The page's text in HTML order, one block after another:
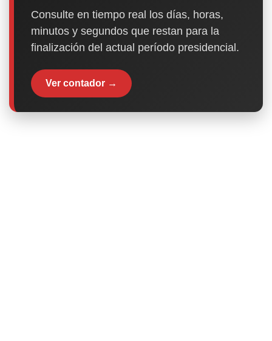
Consulte en tiempo real los días, horas,
minutos y segundos que restan para la
finalización del actual período presidencial.
Ver contador →